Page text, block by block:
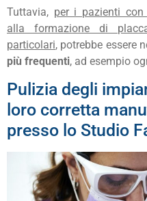
Tuttavia, per i pazienti con
alla formazione di
particolari, potrebbe essere
più frequenti, ad esempio
Pulizia degli
loro corretta
presso lo Studio